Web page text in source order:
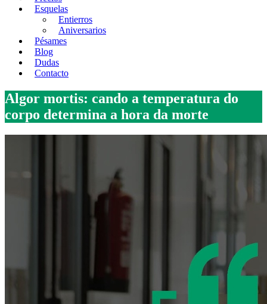
Esquelas
Entierros
Aniversarios
Pésames
Blog
Dudas
Contacto
Algor mortis: cando a temperatura do
corpo determina a hora da morte